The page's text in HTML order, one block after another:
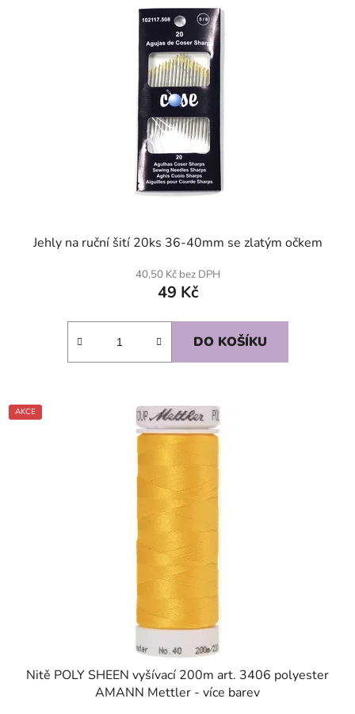
Jehly na ruční šití 20ks 36-40mm se zlatým očkem
40,50 Kč bez DPH
49 Kč
DO KOŠÍKU
AKCE
Nitě POLY SHEEN vyšívací 200m art. 3406 polyester
AMANN Mettler - více barev